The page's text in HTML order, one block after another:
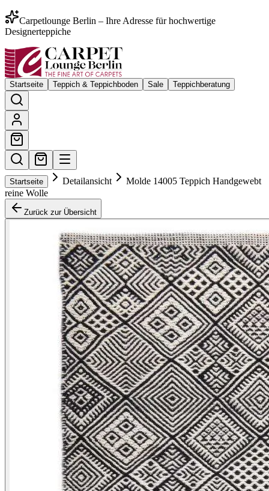
Carpetlounge Berlin – Ihre Adresse für hochwertige
Designerteppiche
Startseite Teppich & Teppichboden Sale Teppichberatung
Startseite Detailansicht
Molde 14005 Teppich Handgewebt
reine Wolle
Zurück zur Übersicht